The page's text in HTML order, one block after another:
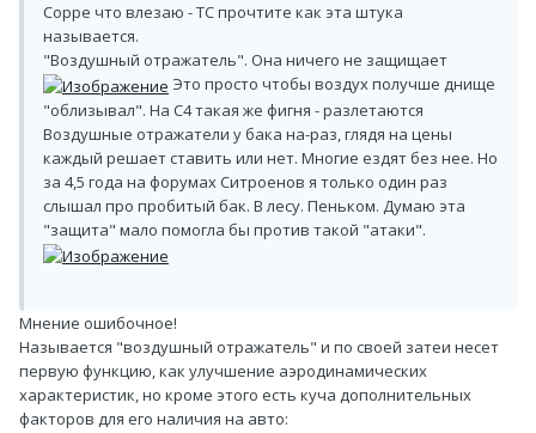
Сорре что влезаю - ТС прочтите как эта штука
называется.
"Воздушный отражатель". Она ничего не защищает
Это просто чтобы воздух получше днище
"облизывал". На С4 такая же фигня - разлетаются
Воздушные отражатели у бака на-раз, глядя на цены
каждый решает ставить или нет. Многие ездят без нее. Но
за 4,5 года на форумах Ситроенов я только один раз
слышал про пробитый бак. В лесу. Пеньком. Думаю эта
"защита" мало помогла бы против такой "атаки".
Мнение ошибочное!
Называется "воздушный отражатель" и по своей затеи несет
первую функцию, как улучшение аэродинамических
характеристик, но кроме этого есть куча дополнительных
факторов для его наличия на авто: